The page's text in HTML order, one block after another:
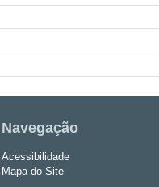
Navegação
Acessibilidade
Mapa do Site